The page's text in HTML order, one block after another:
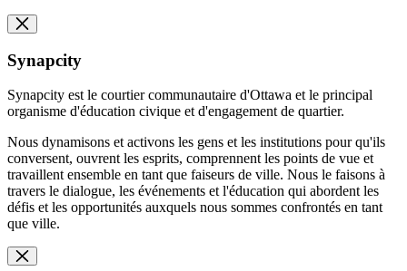
Synapcity
Synapcity est le courtier communautaire d'Ottawa et le principal
organisme d'éducation civique et d'engagement de quartier.
Nous dynamisons et activons les gens et les institutions pour qu'ils
conversent, ouvrent les esprits, comprennent les points de vue et
travaillent ensemble en tant que faiseurs de ville. Nous le faisons à
travers le dialogue, les événements et l'éducation qui abordent les
défis et les opportunités auxquels nous sommes confrontés en tant
que ville.